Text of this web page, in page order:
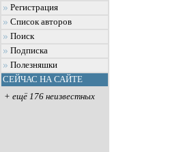
Регистрация
Список авторов
Поиск
Подписка
Полезняшки
СЕЙЧАС НА САЙТЕ
+ ещё 176 неизвестных